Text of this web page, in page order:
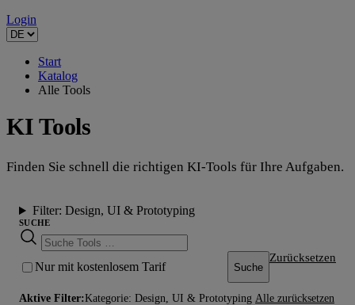
Login
Start
Katalog
Alle Tools
KI Tools
Finden Sie schnell die richtigen KI-Tools für Ihre Aufgaben.
Filter: Design, UI & Prototyping
SUCHE
Nur mit kostenlosem Tarif Suche
Zurücksetzen
Aktive Filter:Kategorie: Design, UI & Prototyping Alle zurücksetzen